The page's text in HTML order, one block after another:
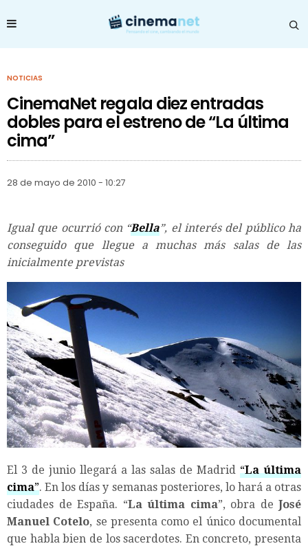
NOTICIAS
CinemaNet regala diez entradas
dobles para el estreno de “La última
cima”
28 de mayo de 2010 - 10:27
Igual que ocurrió con “Bella”, el interés del público ha
conseguido que llegue a muchas más salas de las
inicialmente previstas
El 3 de junio llegará a las salas de Madrid “La última
cima”. En los días y semanas posteriores, lo hará a otras
ciudades de España. “La última cima”, obra de José
Manuel Cotelo, se presenta como el único documental
que habla bien de los sacerdotes. En concreto, presenta